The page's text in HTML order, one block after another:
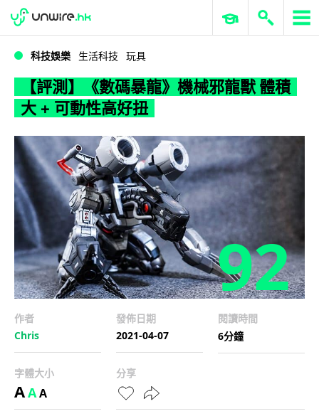
WWDC 2026 ERP 與商業 AI
科技娛樂 生活科技 玩具
【評測】《數碼暴龍》機械邪龍獸 體積
大 + 可動性高好扭
92
作者
Chris
發佈日期
2021-04-07
閱讀時間
6分鐘
字體大小
AAA
分享